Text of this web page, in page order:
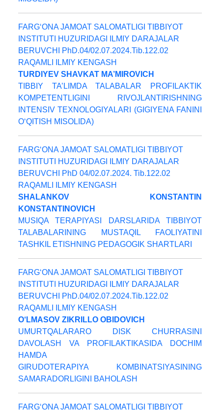
FARG‘ONA JAMOAT SALOMATLIGI TIBBIYOT
INSTITUTI HUZURIDAGI ILMIY DARAJALAR
BERUVCHI PhD.04/02.07.2024.Tib.122.02
RAQAMLI ILMIY KENGASH
TURDIYEV SHAVKAT MA’MIROVICH
TIBBIY TA’LIMDA TALABALAR PROFILAKTIK
KOMPETENTLIGINI RIVOJLANTIRISHNING
INTENSIV TEXNOLOGIYALARI (GIGIYENA FANINI
O‘QITISH MISOLIDA)
FARG‘ONA JAMOAT SALOMATLIGI TIBBIYOT
INSTITUTI HUZURIDAGI ILMIY DARAJALAR
BERUVCHI PhD 04/02.07.2024. Tib.122.02
RAQAMLI ILMIY KENGASH
SHALANKOV KONSTANTIN
KONSTANTINOVICH
MUSIQA TERAPIYASI DARSLARIDA TIBBIYOT
TALABALARINING MUSTAQIL FAOLIYATINI
TASHKIL ETISHNING PEDAGOGIK SHARTLARI
FARG‘ONA JAMOAT SALOMATLIGI TIBBIYOT
INSTITUTI HUZURIDAGI ILMIY DARAJALAR
BERUVCHI PhD.04/02.07.2024.Tib.122.02
RAQAMLI ILMIY KENGASH
O‘LMASOV ZIKRILLO OBIDOVICH
UMURTQALARARO DISK CHURRASINI
DAVOLASH VA PROFILAKTIKASIDA DOCHIM
HAMDA
GIRUDOTERAPIYA KOMBINATSIYASINING
SAMARADORLIGINI BAHOLASH
FARG‘ONA JAMOAT SALOMATLIGI TIBBIYOT